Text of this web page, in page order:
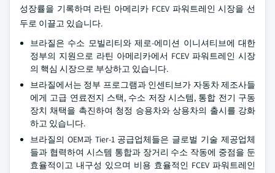
성장률을 기록하며 라틴 아메리카 FCEV 파워트레인 시장을 선
두로 이끌고 있습니다.
브라질은 수소 모빌리티와 제로-에미션 이니셔티브에 대한
정부의 지원으로 라틴 아메리카에서 FCEV 파워트레인 시장
의 핵심 시장으로 부상하고 있습니다.
브라질에서는 정부 프로그램과 인센티브가 자동차 제조사들
에게 고급 연료전지 스택, 수소 저장 시스템, 통합 전기 구동
장치 채택을 촉진하여 청정 승용차와 상용차의 출시를 강화
하고 있습니다.
브라질의 OEM과 Tier-1 공급업체들은 글로벌 기술 제공업체
들과 협력하여 시스템 통합과 장거리 수소 작동에 중점을 둔
효율적이고 내구성 있으며 비용 효율적인 FCEV 파워트레인